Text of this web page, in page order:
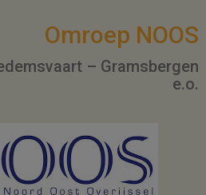
Omroep NOOS
– Gramsbergen
e.o.